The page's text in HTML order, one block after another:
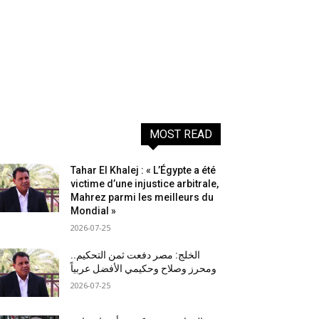
MOST READ
Tahar El Khalej : « L’Égypte a été
victime d’une injustice arbitrale,
Mahrez parmi les meilleurs du
Mondial »
2026-07-25
الخلج: مصر دفعت ثمن التحكيم..
ومحرز وصلاح وحكيمي الأفضل عربياً
2026-07-25